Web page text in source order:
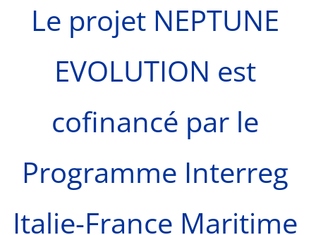
Le projet NEPTUNE
EVOLUTION est
cofinancé par le
Programme Interreg
Italie-France Maritime